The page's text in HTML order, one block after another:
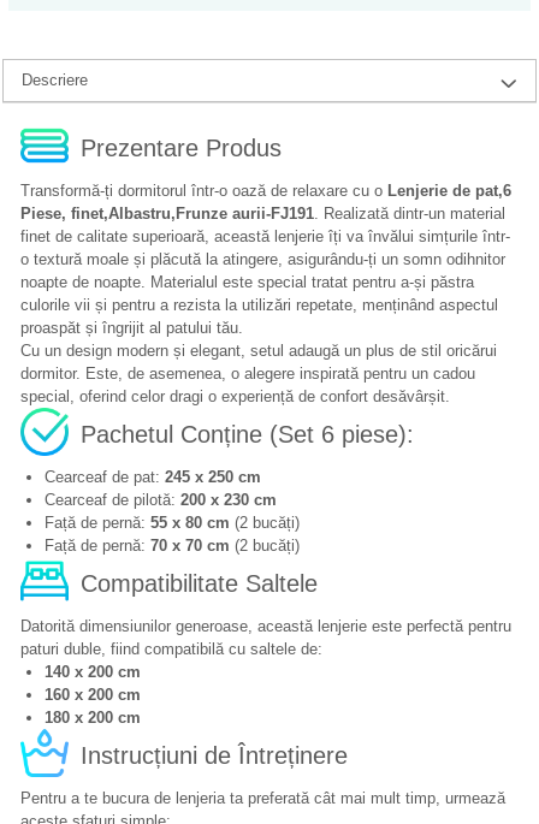
Descriere
Prezentare Produs
Transformă-ți dormitorul într-o oază de relaxare cu o Lenjerie de pat,6
Piese, finet,Albastru,Frunze aurii-FJ191. Realizată dintr-un material
finet de calitate superioară, această lenjerie îți va învălui simțurile într-
o textură moale și plăcută la atingere, asigurându-ți un somn odihnitor
noapte de noapte. Materialul este special tratat pentru a-și păstra
culorile vii și pentru a rezista la utilizări repetate, menținând aspectul
proaspăt și îngrijit al patului tău.
Cu un design modern și elegant, setul adaugă un plus de stil oricărui
dormitor. Este, de asemenea, o alegere inspirată pentru un cadou
special, oferind celor dragi o experiență de confort desăvârșit.
Pachetul Conține (Set 6 piese):
Cearceaf de pat:245 x 250 cm
Cearceaf de pilotă:200 x 230 cm
Față de pernă:55 x 80 cm (2 bucăți)
Față de pernă:70 x 70 cm (2 bucăți)
Compatibilitate Saltele
Datorită dimensiunilor generoase, această lenjerie este perfectă pentru
paturi duble, fiind compatibilă cu saltele de:
140 x 200 cm
160 x 200 cm
180 x 200 cm
Instrucțiuni de Întreținere
Pentru a te bucura de lenjeria ta preferată cât mai mult timp, urmează